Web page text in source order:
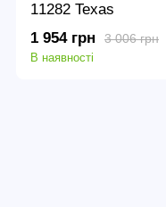
11282 Texas
3 006 грн
1 954 грн
В наявності